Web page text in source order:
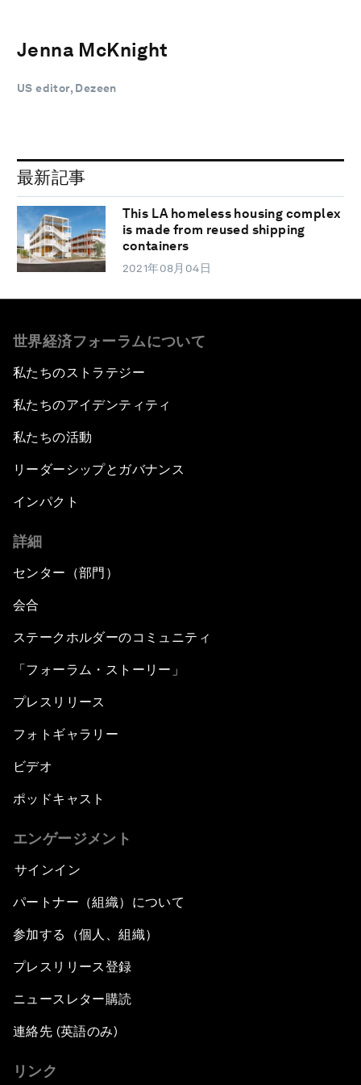
Jenna McKnight
US editor, Dezeen
最新記事
This LA homeless housing complex
is made from reused shipping
containers
2021年08月04日
世界経済フォーラムについて
私たちのストラテジー
私たちのアイデンティティ
私たちの活動
リーダーシップとガバナンス
インパクト
詳細
センター（部門）
会合
ステークホルダーのコミュニティ
「フォーラム・ストーリー」
プレスリリース
フォトギャラリー
ビデオ
ポッドキャスト
エンゲージメント
サインイン
パートナー（組織）について
参加する（個人、組織）
プレスリリース登録
ニュースレター購読
連絡先 (英語のみ)
リンク